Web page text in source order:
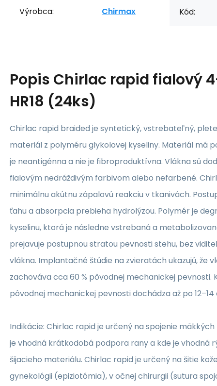
Výrobca: Chirmax Kód:
Popis Chirlac rapid fialový
HR18 (24ks)
Chirlac rapid braided je syntetický, vstrebateľný,
materiál z polyméru glykolovej kyseliny. Materiál má
je neantigénna a nie je fibroproduktívna. Vlákna sú
fialovým nedráždivým farbivom alebo nefarbené.
minimálnu akútnu zápalovú reakciu v tkanivách.
ťahu a absorpcia prebieha hydrolýzou. Polymér je
kyselinu, ktorá je následne vstrebaná a
prejavuje postupnou stratou pevnosti stehu, bez
vlákna. Implantačné štúdie na zvieratách ukazujú, že
zachováva cca 60 % pôvodnej mechanickej pevnosti.
pôvodnej mechanickej pevnosti dochádza až po 12–14
Indikácie: Chirlac rapid je určený na spojenie
je vhodná krátkodobá podpora rany a kde je vhodná
šijacieho materiálu. Chirlac rapid je určený na šitie
gynekológii (epiziotómia), v očnej chirurgii (sutura